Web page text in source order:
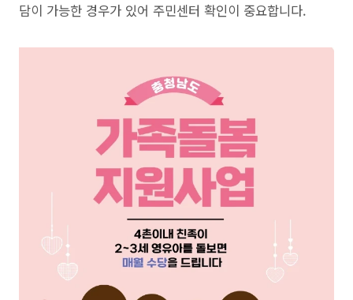
담이 가능한 경우가 있어 주민센터 확인이 중요합니다.